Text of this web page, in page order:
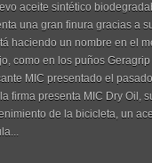
aceite sintético
una gran finura gracias a
haciendo un nombre en el
como en los puños
MIC presentado el
firma presenta MIC Dry Oil,
de la bicicleta, un